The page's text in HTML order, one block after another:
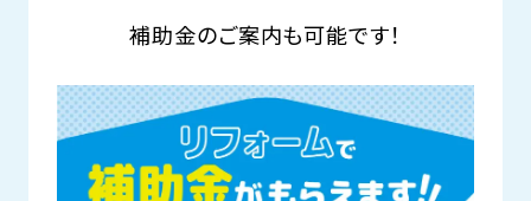
補助金のご案内も可能です！